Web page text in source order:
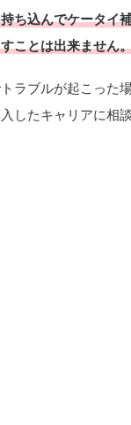
ち込んでケータイ
ことは出来ません
ラブルが起こった
したキャリアに相